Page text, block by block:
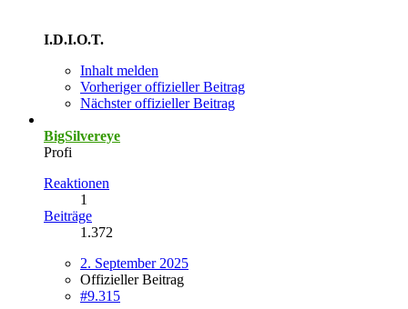
I.D.I.O.T.
Inhalt melden
Vorheriger offizieller Beitrag
Nächster offizieller Beitrag
BigSilvereye
Profi
Reaktionen
1
Beiträge
1.372
2. September 2025
Offizieller Beitrag
#9.315